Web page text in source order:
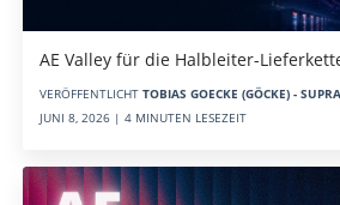
AE Valley für die Halbleiter-
VERÖFFENTLICHT TOBIAS GOECKE (GÖCKE) -
JUNI 8, 2026 | 4 MINUTEN LESEZEIT